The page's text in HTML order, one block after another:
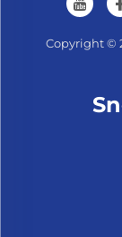
Copyright ©